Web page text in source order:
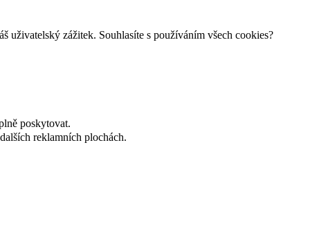
uživatelský zážitek. Souhlasíte s používáním všech cookies?
poskytovat.
reklamních plochách.